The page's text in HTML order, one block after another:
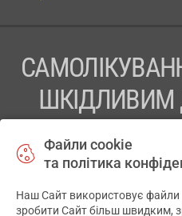
ШКІДЛИВИМ
ПЕРЕД ЗАСТОСУВАННЯМ
Файли cookie
та політика
Наш Сайт використовує
зробити Сайт більш швидким,